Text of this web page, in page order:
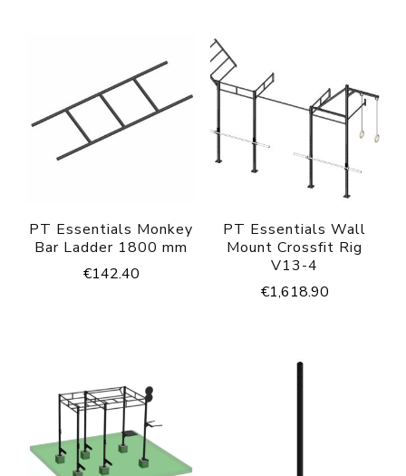
PT Essentials Monkey
Bar Ladder 1800 mm
€142.40
PT Essentials Wall
Mount Crossfit Rig
V13-4
€1,618.90